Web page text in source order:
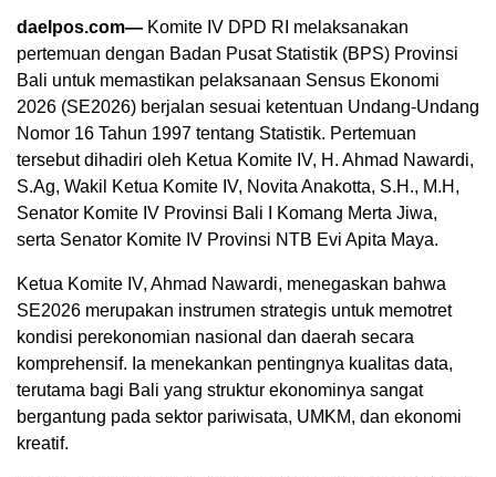
daelpos.com— Komite IV DPD RI melaksanakan
pertemuan dengan Badan Pusat Statistik (BPS) Provinsi
Bali untuk memastikan pelaksanaan Sensus Ekonomi
2026 (SE2026) berjalan sesuai ketentuan Undang-Undang
Nomor 16 Tahun 1997 tentang Statistik. Pertemuan
tersebut dihadiri oleh Ketua Komite IV, H. Ahmad Nawardi,
S.Ag, Wakil Ketua Komite IV, Novita Anakotta, S.H., M.H,
Senator Komite IV Provinsi Bali I Komang Merta Jiwa,
serta Senator Komite IV Provinsi NTB Evi Apita Maya.
Ketua Komite IV, Ahmad Nawardi, menegaskan bahwa
SE2026 merupakan instrumen strategis untuk memotret
kondisi perekonomian nasional dan daerah secara
komprehensif. Ia menekankan pentingnya kualitas data,
terutama bagi Bali yang struktur ekonominya sangat
bergantung pada sektor pariwisata, UMKM, dan ekonomi
kreatif.